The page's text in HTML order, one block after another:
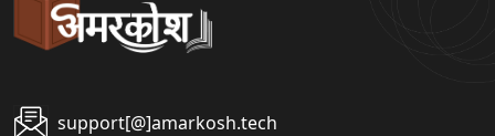
support[@]amarkosh.tech